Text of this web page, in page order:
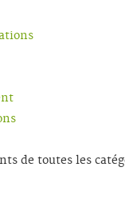
de toutes les